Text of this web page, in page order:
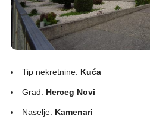
Tip nekretnine: Kuća
Grad: Herceg Novi
Naselje: Kamenari